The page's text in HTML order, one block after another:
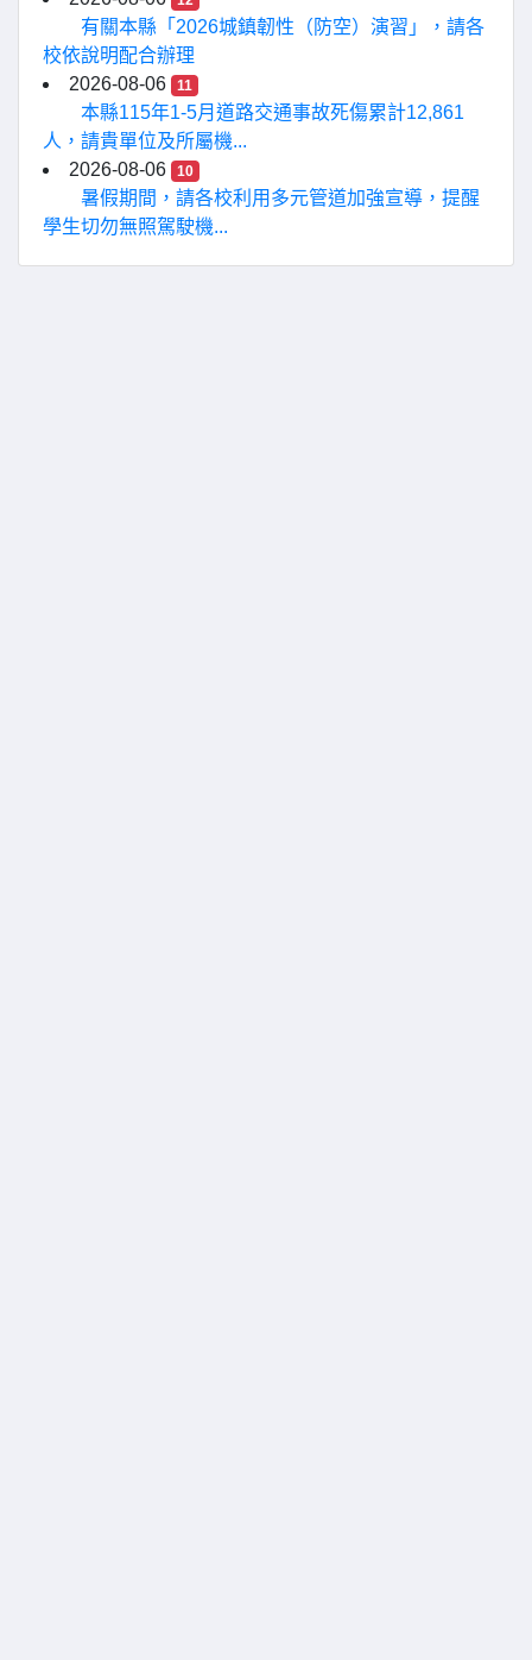
有關本縣「2026城鎮韌性（防空）演習」，請各
校依說明配合辦理
2026-08-06
11
本縣115年1-5月道路交通事故死傷累計12,861
人，請貴單位及所屬機...
2026-08-06
10
暑假期間，請各校利用多元管道加強宣導，提醒
學生切勿無照駕駛機...